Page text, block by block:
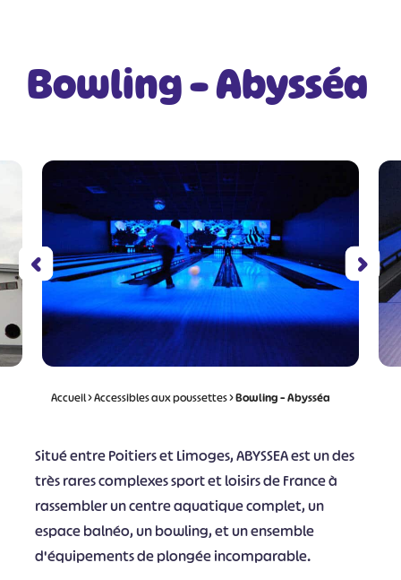
Bowling – Abysséa
Accueil>Accessibles aux poussettes>Bowling – Abysséa
Situé entre Poitiers et Limoges, ABYSSEA est un des
très rares complexes sport et loisirs de France à
rassembler un centre aquatique complet, un
espace balnéo, un bowling, et un ensemble
d'équipements de plongée incomparable.